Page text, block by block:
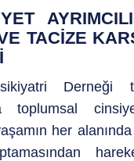
TACİZE
toplumsal
her